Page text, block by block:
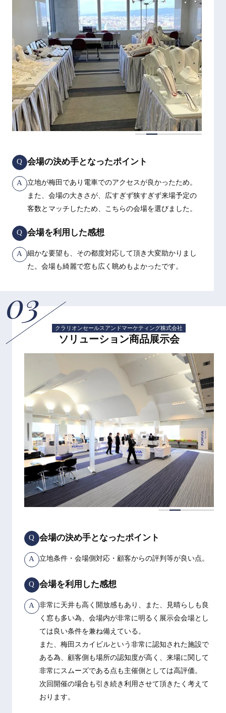
Q 会場の決め手となったポイント
A
立地が梅田であり電車でのアクセスが良かったため。
また、会場の大きさが、広すぎず狭すぎず来場予定の
客数とマッチしたため、こちらの会場を選びました。
Q 会場を利用した感想
A
細かな要望も、その都度対応して頂き大変助かりまし
た。会場も綺麗で窓も広く眺めもよかったです。
03
クラリオンセールスアンドマーケティング株式会社
ソリューション商品展示会
Q 会場の決め手となったポイント
A 立地条件・会場側対応・顧客からの評判等が良い点。
Q 会場を利用した感想
A
非常に天井も高く開放感もあり、また、見晴らしも良
く窓も多い為、会場内が非常に明るく展示会会場とし
ては良い条件を兼ね備えている。
また、梅田スカイビルという非常に認知された施設で
ある為、顧客側も場所の認知度が高く、来場に関して
非常にスムーズである点も主催側としては高評価。
次回開催の場合も引き続き利用させて頂きたく考えて
おります。